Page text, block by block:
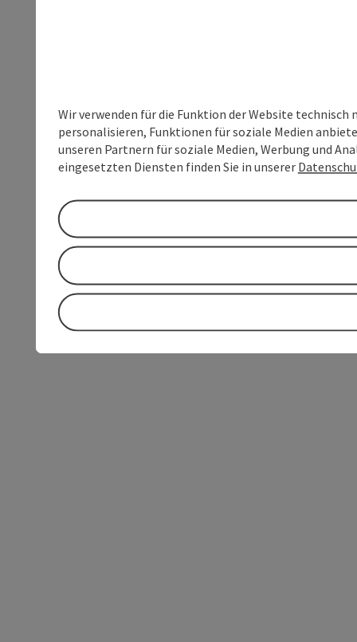
Wir verwenden für die Funktion der Website
personalisieren, Funktionen für soziale Medien
unseren Partnern für soziale Medien, Werbung und
eingesetzten Diensten finden Sie in unserer